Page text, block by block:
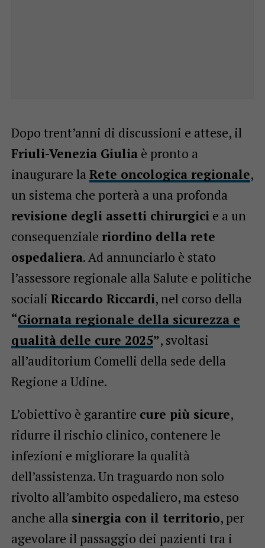
Dopo trent’anni di discussioni e attese, il
Friuli-Venezia Giuliaè pronto a
inaugurare la Rete oncologica regionale,
un sistema che porterà a una profonda
revisione degli assetti chirurgicie a un
consequenziale riordino della rete
ospedaliera. Ad annunciarlo è stato
l’assessore regionale alla Salute e politiche
sociali Riccardo Riccardi, nel corso della
“Giornata regionale della sicurezza e
qualità delle cure 2025”, svoltasi
all’auditorium Comelli della sede della
Regione a Udine.
L’obiettivo è garantire cure più sicure,
ridurre il rischio clinico, contenere le
infezioni e migliorare la qualità
dell’assistenza. Un traguardo non solo
rivolto all’ambito ospedaliero, ma esteso
anche alla sinergia con il territorio, per
agevolare il passaggio dei pazienti tra i